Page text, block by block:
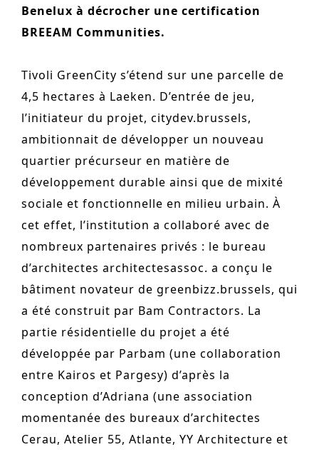
industrie
culture
ACTUALITES
CARRIÈRES
FRANÇAIS
English
Tiếng Việt
Benelux à décrocher une certification
BREEAM Communities.
Tivoli GreenCity s’étend sur une parcelle de
4,5 hectares à Laeken. D’entrée de jeu,
l’initiateur du projet, citydev.brussels,
ambitionnait de développer un nouveau
quartier précurseur en matière de
développement durable ainsi que de mixité
sociale et fonctionnelle en milieu urbain. À
cet effet, l’institution a collaboré avec de
nombreux partenaires privés : le bureau
d’architectes architectesassoc. a conçu le
bâtiment novateur de greenbizz.brussels, qui
a été construit par Bam Contractors. La
partie résidentielle du projet a été
développée par Parbam (une collaboration
entre Kairos et Pargesy) d’après la
conception d’Adriana (une association
momentanée des bureaux d’architectes
Cerau, Atelier 55, Atlante, YY Architecture et